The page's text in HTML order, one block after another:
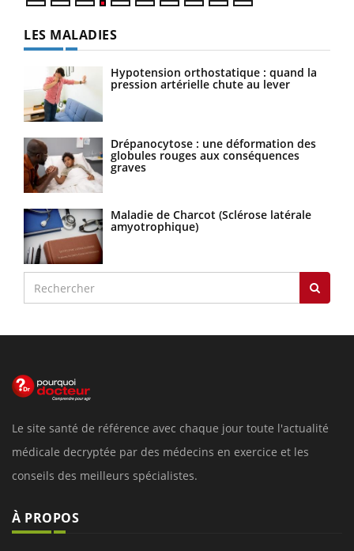
LES MALADIES
Hypotension orthostatique : quand la
pression artérielle chute au lever
Drépanocytose : une déformation des
globules rouges aux conséquences
graves
Maladie de Charcot (Sclérose latérale
amyotrophique)
Le site santé de référence avec chaque jour toute l'actualité
médicale decryptée par des médecins en exercice et les
conseils des meilleurs spécialistes.
À PROPOS